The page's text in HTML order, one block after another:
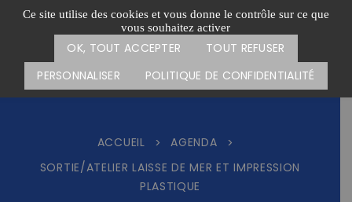
Ce site utilise des cookies et vous donne le contrôle sur ce que
vous souhaitez activer
OK, TOUT ACCEPTER
TOUT REFUSER
PERSONNALISER
POLITIQUE DE CONFIDENTIALITÉ
Passer
Menu
CARTE DES ACTIONS FAIRE UN DON
ACCUEIL > AGENDA
>
SORTIE/ATELIER LAISSE DE MER ET IMPRESSION
PLASTIQUE